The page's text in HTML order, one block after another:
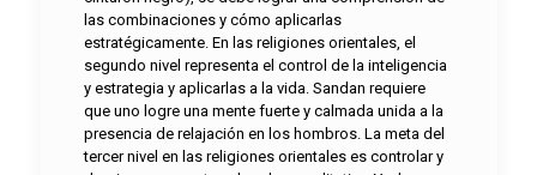
las combinaciones y cómo aplicarlas
estratégicamente. En las religiones orientales, el
segundo nivel representa el control de la inteligencia
y estrategia y aplicarlas a la vida. Sandan requiere
que uno logre una mente fuerte y calmada unida a la
presencia de relajación en los hombros. La meta del
tercer nivel en las religiones orientales es controlar y